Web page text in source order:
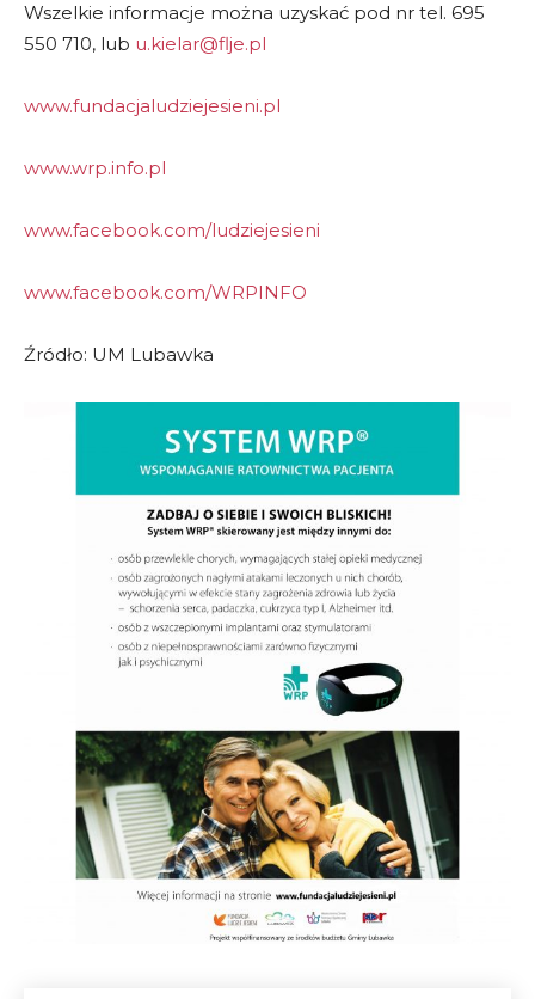
Wszelkie informacje można uzyskać pod nr tel. 695
550 710, lub u.kielar@flje.pl
www.fundacjaludziejesieni.pl
www.wrp.info.pl
www.facebook.com/ludziejesieni
www.facebook.com/WRPINFO
Źródło: UM Lubawka